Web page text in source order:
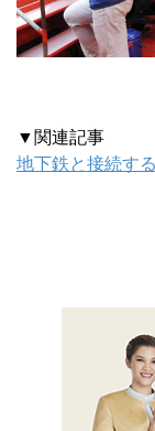
▼関連記事
地下鉄と接続す